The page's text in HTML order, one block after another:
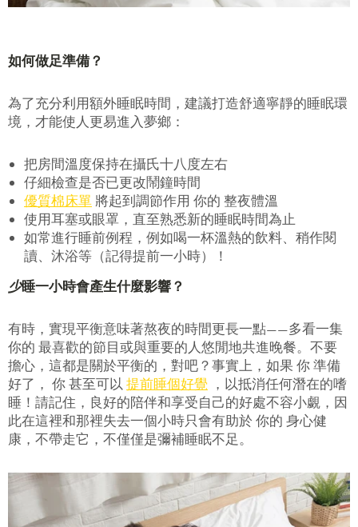
如何做足準備？
為了充分利用額外睡眠時間，建議打造舒適寧靜的睡眠環
境，才能使人更易進入夢鄉：
把房間溫度保持在攝氏十八度左右
仔細檢查是否已更改鬧鐘時間
優質棉床單 將起到調節作用 你的 整夜體溫
使用耳塞或眼罩，直至熟悉新的睡眠時間為止
如常進行睡前例程，例如喝一杯溫熱的飲料、稍作閱
讀、沐浴等（記得提前一小時）！
少睡一小時會產生什麼影響？
有時，實現平衡意味著熬夜的時間更長一點——多看一集
你的 最喜歡的節目或與重要的人悠閒地共進晚餐。不要
擔心，這都是關於平衡的，對吧？事實上，如果 你 準備
好了， 你 甚至可以 提前睡個好覺 ，以抵消任何潛在的嗜
睡！請記住，良好的陪伴和享受自己的好處不容小覷，因
此在這裡和那裡失去一個小時只會有助於 你的 身心健
康，不帶走它，不僅僅是彌補睡眠不足。